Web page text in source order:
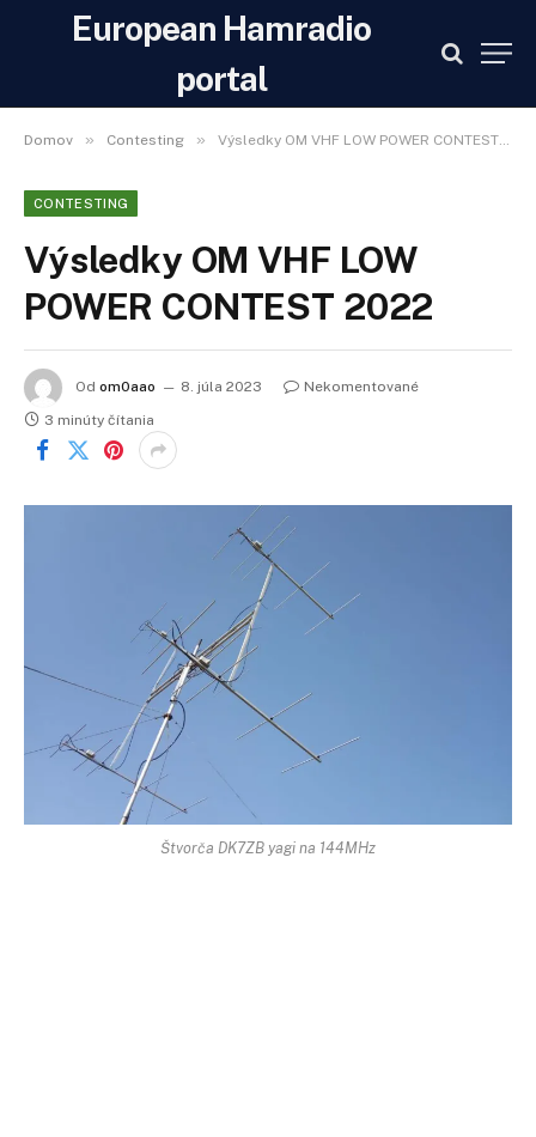
European Hamradio
portal
Domov » Contesting » Výsledky OM VHF LOW POWER CONTEST 2022
CONTESTING
Výsledky OM VHF LOW
POWER CONTEST 2022
Od om0aao 8. júla 2023
Nekomentované
3 minúty čítania
Štvorča DK7ZB yagi na 144MHz